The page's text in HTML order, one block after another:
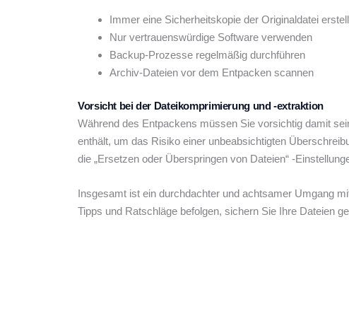
Immer eine Sicherheitskopie der Originaldatei
Nur vertrauenswürdige Software verwenden
Backup-Prozesse regelmäßig durchführen
Archiv-Dateien vor dem Entpacken scannen
Vorsicht bei der Dateikomprimierung und -extraktion
Während des Entpackens müssen Sie vorsichtig damit
enthält, um das Risiko einer unbeabsichtigten
die „Ersetzen oder Überspringen von Dateien“ -
Insgesamt ist ein durchdachter und achtsamer Umgang
Tipps und Ratschläge befolgen, sichern Sie Ihre Dateien